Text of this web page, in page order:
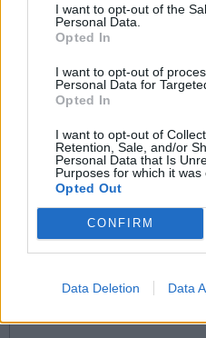
I want to opt-out of the
Personal Data.
Opted In
I want to opt-out of
Personal Data for
Opted In
I want to opt-out of
Retention, Sale, and/or
Personal Data that Is
Purposes for which it was
Opted Out
CONFIRM
Data Deletion Data
Jūsų vardas
Komentaras